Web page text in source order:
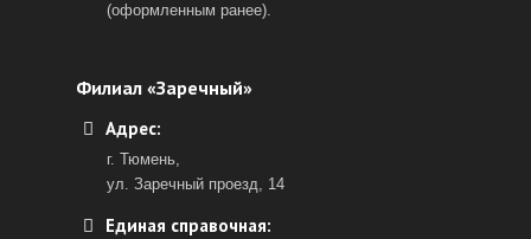
(оформленным ранее).
Филиал «Заречный»
Адрес:
г. Тюмень,
ул. Заречный проезд, 14
Единая справочная: